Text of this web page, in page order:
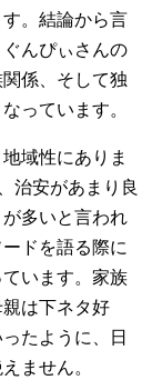
。結論から言
んぴぃさんの
係、そして独
っています。
域性にありま
治安があまり良
多いと言われ
ドを語る際に
ています。家族
は下ネタ好
たように、日
ません。